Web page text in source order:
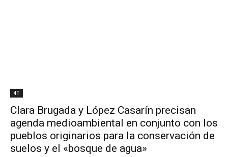
4T
Clara Brugada y López Casarín precisan
agenda medioambiental en conjunto con los
pueblos originarios para la conservación de
suelos y el «bosque de agua»